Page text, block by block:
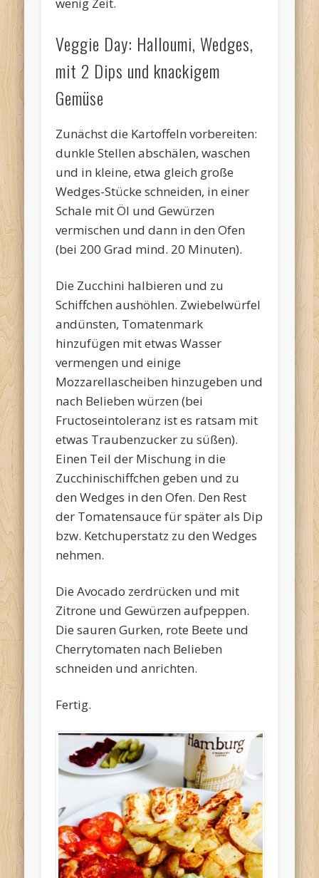
Veggie Day: Halloumi, Wedges,
mit 2 Dips und knackigem
Gemüse
Zunächst die Kartoffeln vorbereiten:
dunkle Stellen abschälen, waschen
und in kleine, etwa gleich große
Wedges-Stücke schneiden, in einer
Schale mit Öl und Gewürzen
vermischen und dann in den Ofen
(bei 200 Grad mind. 20 Minuten).
Die Zucchini halbieren und zu
Schiffchen aushöhlen. Zwiebelwürfel
andünsten, Tomatenmark
hinzufügen mit etwas Wasser
vermengen und einige
Mozzarellascheiben hinzugeben und
nach Belieben würzen (bei
Fructoseintoleranz ist es ratsam mit
etwas Traubenzucker zu süßen).
Einen Teil der Mischung in die
Zucchinischiffchen geben und zu
den Wedges in den Ofen. Den Rest
der Tomatensauce für später als Dip
bzw. Ketchuperstatz zu den Wedges
nehmen.
Die Avocado zerdrücken und mit
Zitrone und Gewürzen aufpeppen.
Die sauren Gurken, rote Beete und
Cherrytomaten nach Belieben
schneiden und anrichten.
Fertig.